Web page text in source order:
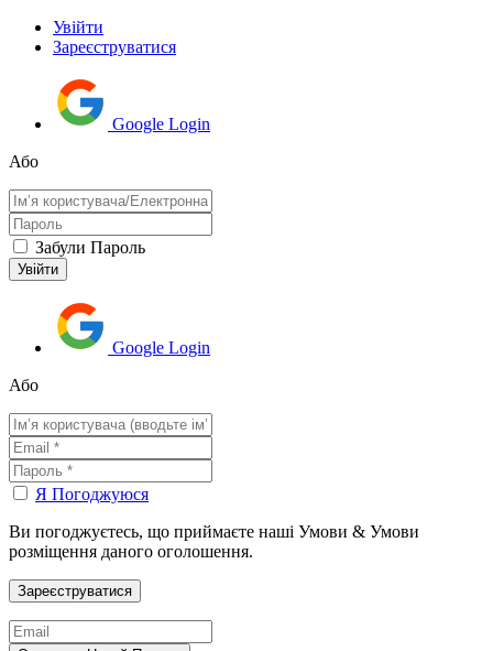
Увійти
Зареєструватися
Google Login
Або
Забули Пароль
Google Login
Або
Я Погоджуюся
Ви погоджуєтесь, що приймаєте наші Умови & Умови
розміщення даного оголошення.